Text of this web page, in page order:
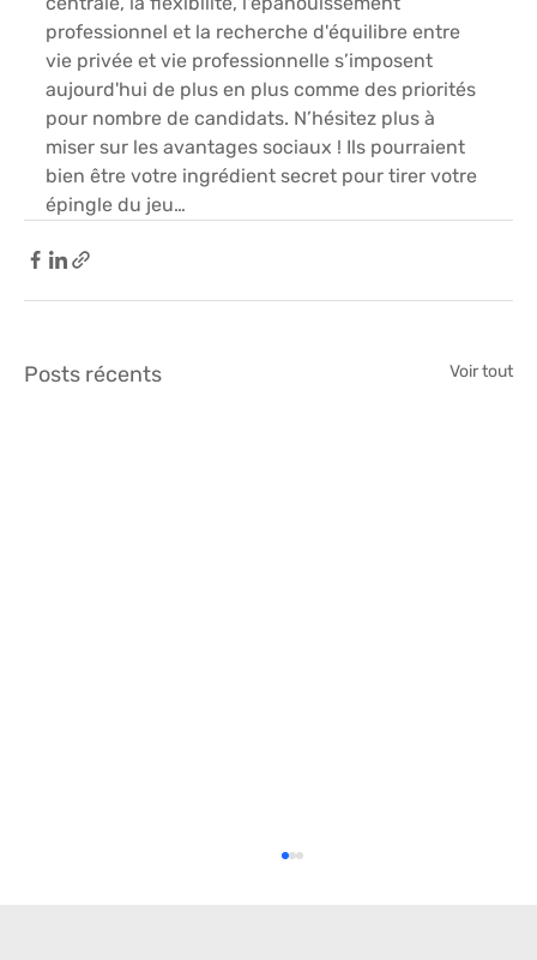
professionnel et la recherche d'équilibre entre
vie privée et vie professionnelle s’imposent
aujourd'hui de plus en plus comme des priorités
pour nombre de candidats. N’hésitez plus à
miser sur les avantages sociaux ! Ils pourraient
bien être votre ingrédient secret pour tirer votre
épingle du jeu…
Posts récents Voir tout